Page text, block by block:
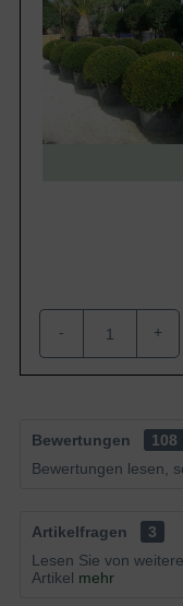
- +
Bewertungen
108
Bewertungen lesen,
Artikelfragen
3
Lesen Sie von
Artikel mehr